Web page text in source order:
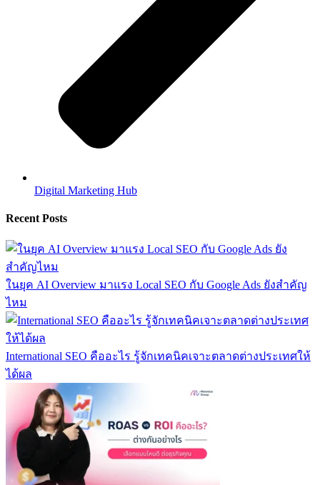
Digital Marketing Hub
Recent Posts
ในยุค AI Overview มาแรง Local SEO กับ Google Ads ยังสำคัญ
ไหม
International SEO คืออะไร รู้จักเทคนิคเจาะตลาดต่างประเทศให้
ได้ผล